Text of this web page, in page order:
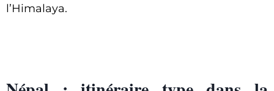
l’Himalaya.